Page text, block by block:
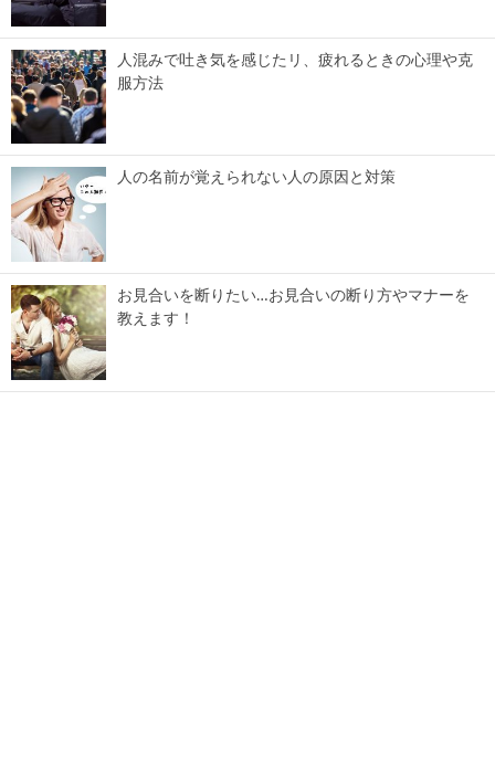
人混みで吐き気を感じたリ、疲れるときの心理や克
服方法
人の名前が覚えられない人の原因と対策
お見合いを断りたい…お見合いの断り方やマナーを
教えます！